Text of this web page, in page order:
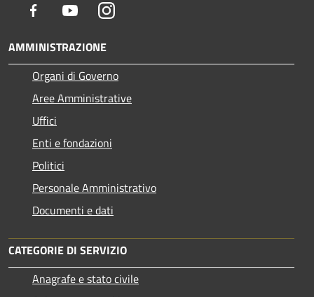
Facebook YoutubeInstagram
AMMINISTRAZIONE
Organi di Governo
Aree Amministrative
Uffici
Enti e fondazioni
Politici
Personale Amministrativo
Documenti e dati
CATEGORIE DI SERVIZIO
Anagrafe e stato civile